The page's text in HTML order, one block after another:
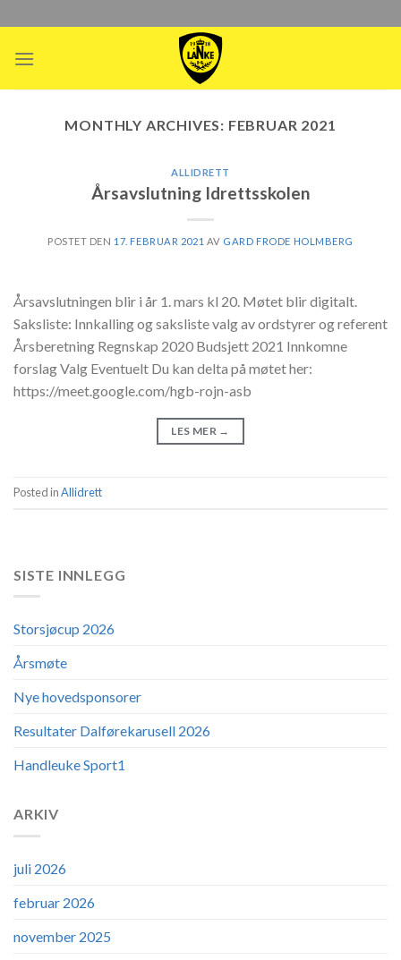
to
content
MONTHLY ARCHIVES: FEBRUAR 2021
ALLIDRETT
Årsavslutning Idrettsskolen
POSTET DEN 17. FEBRUAR 2021 AV GARD FRODE HOLMBERG
Årsavslutningen blir i år 1. mars kl 20. Møtet blir digitalt.
Saksliste: Innkalling og saksliste valg av ordstyrer og referent
Årsberetning Regnskap 2020 Budsjett 2021 Innkomne
forslag Valg Eventuelt Du kan delta på møtet her:
https://meet.google.com/hgb-rojn-asb
LES MER →
Posted inAllidrett
SISTE INNLEGG
Storsjøcup 2026
Årsmøte
Nye hovedsponsorer
Resultater Dalførekarusell 2026
Handleuke Sport1
ARKIV
juli 2026
februar 2026
november 2025